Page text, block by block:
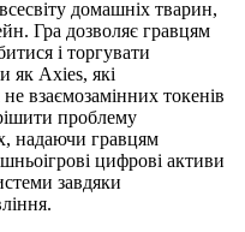
домашніх тварин,
Гра дозволяє гравцям
і торгувати
як Axies, які
взаємозамінних токенів
проблему
надаючи гравцям
цифрові активи
завдяки